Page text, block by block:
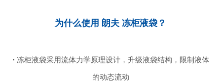
为什么使用 朗夫 冻柜液袋？
• 冻柜液袋采用流体力学原理设计，升级液袋结构，限制液体
的动态流动